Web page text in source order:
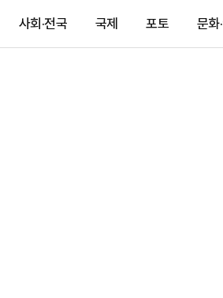
사회·전국 국제 포토 문화